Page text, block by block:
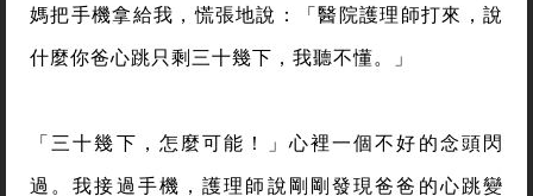
媽把手機拿給我，慌張地說：「醫院護理師打來，說
什麼你爸心跳只剩三十幾下，我聽不懂。」
「三十幾下，怎麼可能！」心裡一個不好的念頭閃
過。我接過手機，護理師說剛剛發現爸爸的心跳變